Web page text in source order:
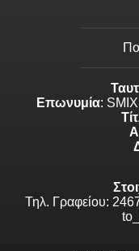
Επωνυμία:
Τηλ. Γραφείου: